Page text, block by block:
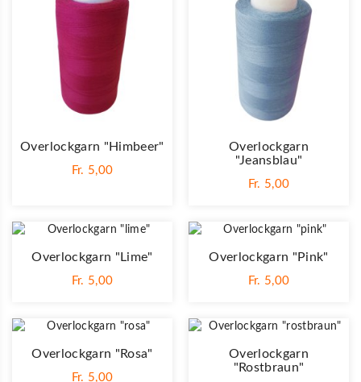
Overlockgarn "himbeer"
Fr. 5,00
Overlockgarn
"jeansblau"
Fr. 5,00
Overlockgarn "lime"
Fr. 5,00
Overlockgarn "pink"
Fr. 5,00
Overlockgarn "rosa"
Fr. 5,00
Overlockgarn
"rostbraun"